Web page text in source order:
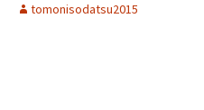
tomonisodatsu2015